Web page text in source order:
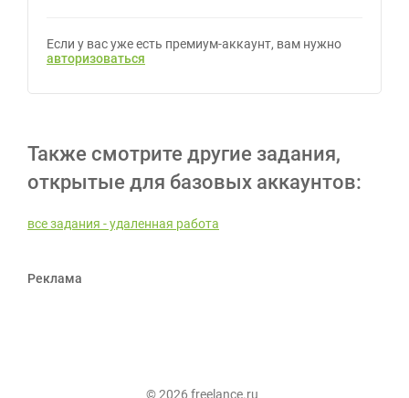
Если у вас уже есть премиум-аккаунт, вам нужно
авторизоваться
Также смотрите другие задания,
открытые для базовых аккаунтов:
все задания - удаленная работа
Реклама
© 2026 freelance.ru